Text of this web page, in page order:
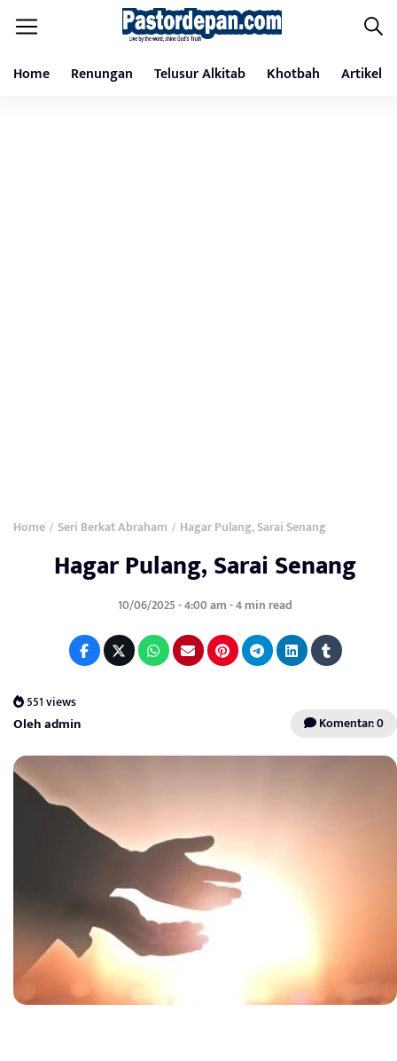
Home Renungan Telusur Alkitab Khotbah Artikel
Home / Seri Berkat Abraham / Hagar Pulang, Sarai Senang
Hagar Pulang, Sarai Senang
10/06/2025 - 4:00 am - 4 min read
551 views
Oleh admin Komentar: 0